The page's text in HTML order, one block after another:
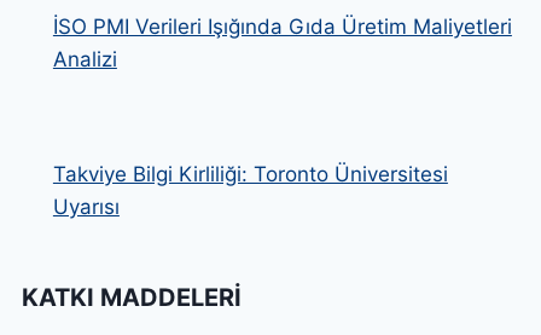
İSO PMI Verileri Işığında Gıda Üretim Maliyetleri
Analizi
Takviye Bilgi Kirliliği: Toronto Üniversitesi
Uyarısı
KATKI MADDELERI